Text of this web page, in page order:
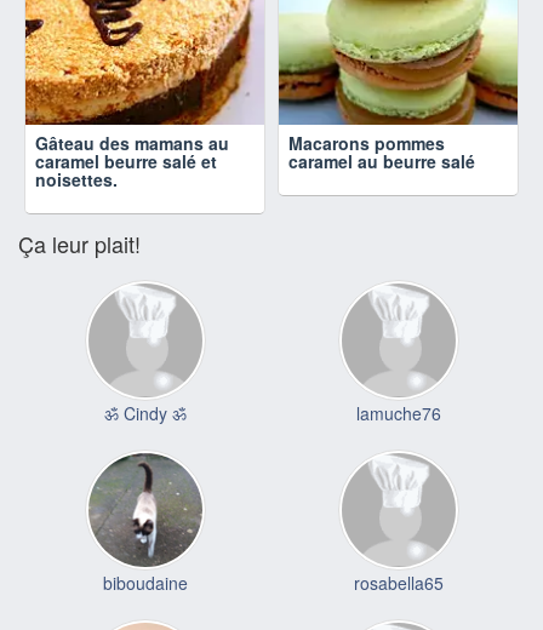
Gâteau des mamans au
caramel beurre salé et
noisettes.
Macarons pommes
caramel au beurre salé
Ça leur plait!
ॐ Cindy ॐ lamuche76
biboudaine rosabella65